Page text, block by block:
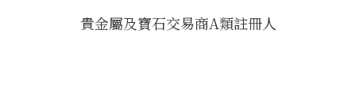
貴金屬及寶石交易商A類註冊人